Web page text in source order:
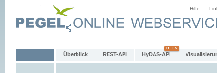
Hilfe
Überblick REST-API HyDAS-API